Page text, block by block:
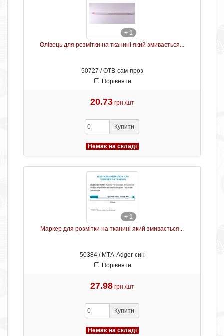
+ 1
Олівець для розмітки на тканині який змивається...
50727 / ОТB-сам-проз
Порівняти
20.73 грн./шт
Купити
Немає на складі
+ 1
Маркер для розмітки на тканині який змивається...
50384 / МТА-Adger-син
Порівняти
27.98 грн./шт
Купити
Немає на складі